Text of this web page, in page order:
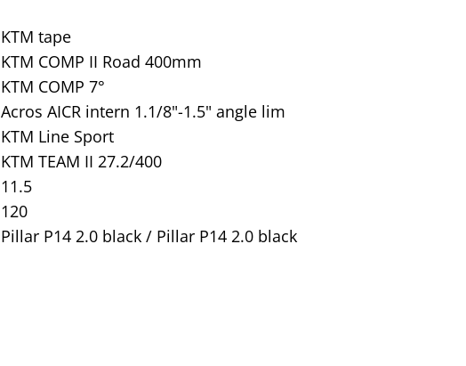
KTM tape
KTM COMP II Road 400mm
KTM COMP 7°
Acros AICR intern 1.1/8"-1.5" angle lim
KTM Line Sport
KTM TEAM II 27.2/400
11.5
120
Pillar P14 2.0 black / Pillar P14 2.0 black